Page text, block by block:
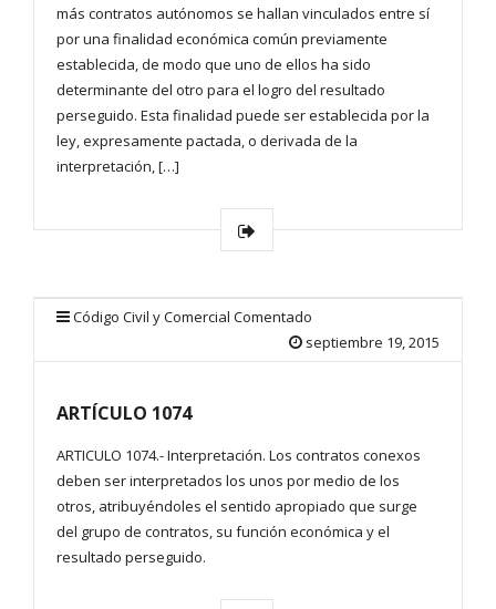
más contratos autónomos se hallan vinculados entre sí
por una finalidad económica común previamente
establecida, de modo que uno de ellos ha sido
determinante del otro para el logro del resultado
perseguido. Esta finalidad puede ser establecida por la
ley, expresamente pactada, o derivada de la
interpretación, […]
Código Civil y Comercial Comentado
septiembre 19, 2015
ARTÍCULO 1074
ARTICULO 1074.- Interpretación. Los contratos conexos
deben ser interpretados los unos por medio de los
otros, atribuyéndoles el sentido apropiado que surge
del grupo de contratos, su función económica y el
resultado perseguido.